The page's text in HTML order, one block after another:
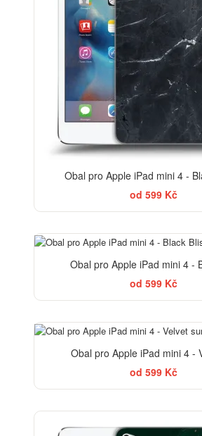
Obal pro Apple iPad mini 4 -
od 599 Kč
Obal pro Apple iPad mini 4 -
od 599 Kč
Obal pro Apple iPad mini 4 -
od 599 Kč